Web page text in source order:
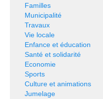
Familles
Municipalité
Travaux
Vie locale
Enfance et éducation
Santé et solidarité
Economie
Sports
Culture et animations
Jumelage